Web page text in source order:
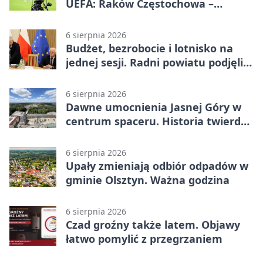
UEFA: Raków Częstochowa –
meczu III rundy eliminacji
6 sierpnia 2026
Budżet, bezrobocie i lotnisko na
jednej sesji. Radni powiatu podjęli
6 sierpnia 2026
Dawne umocnienia Jasnej Góry w
centrum spaceru. Historia twierdzy
6 sierpnia 2026
Upały zmieniają odbiór odpadów w
gminie Olsztyn. Ważna godzina
6 sierpnia 2026
Czad groźny także latem. Objawy
łatwo pomylić z przegrzaniem